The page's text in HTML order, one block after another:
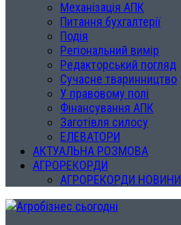
Механізація АПК
Питання бухгалтерії
Подія
Регіональний вимір
Редакторський погляд
Сучасне тваринництво
У правовому полі
Фінансування АПК
Заготівля силосу
ЕЛЕВАТОРИ
АКТУАЛЬНА РОЗМОВА
АГРОРЕКОРДИ
АГРОРЕКОРДИ НОВИНИ